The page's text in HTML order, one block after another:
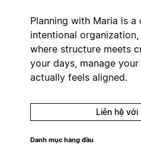
Planning with Maria is
intentional
where structure meets
your days, manage
actually feels aligned.
Liên hệ
Danh mục hàng đầu